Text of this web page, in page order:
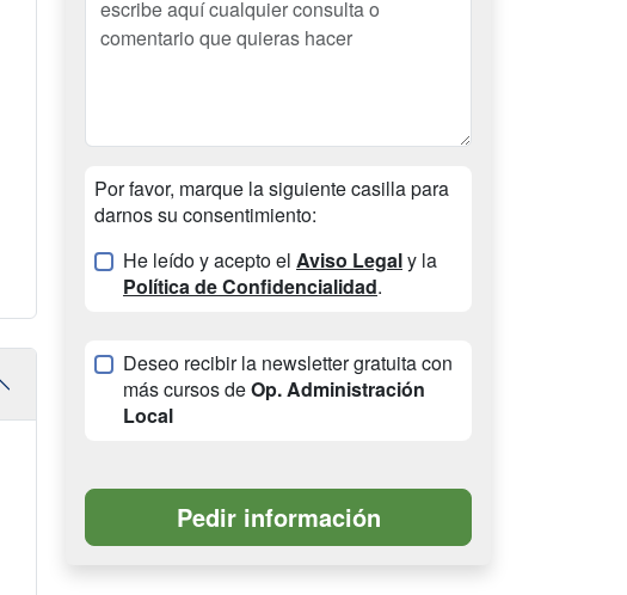
Por favor, marque la siguiente casilla para
darnos su consentimiento:
He leído y acepto el Aviso Legaly la
Política de Confidencialidad.
Deseo recibir la newsletter gratuita con
más cursos deOp. Administración
Local